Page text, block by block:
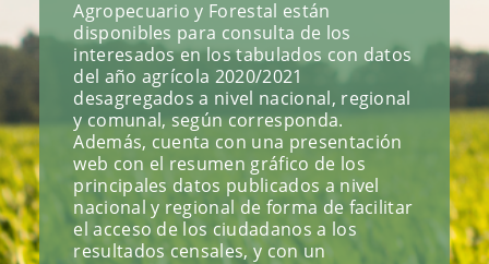
Agropecuario y Forestal están
disponibles para consulta de los
interesados en los tabulados con datos
del año agrícola 2020/2021
desagregados a nivel nacional, regional
y comunal, según corresponda.
Además, cuenta con una presentación
web con el resumen gráfico de los
principales datos publicados a nivel
nacional y regional de forma de facilitar
el acceso de los ciudadanos a los
resultados censales, y con un